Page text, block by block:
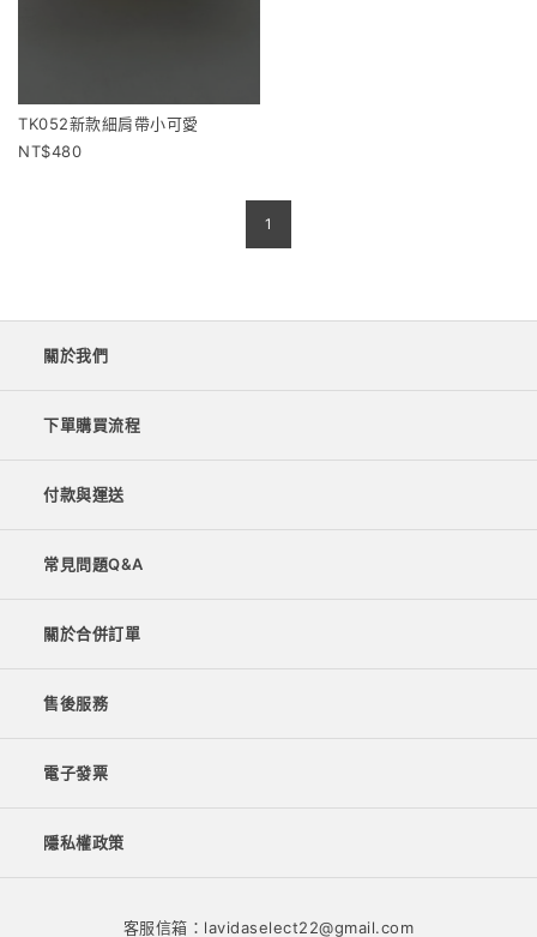
TK052新款細肩帶小可愛
480
1
關於我們
下單購買流程
付款與運送
常見問題Q&A
關於合併訂單
售後服務
電子發票
隱私權政策
客服信箱：lavidaselect22@gmail.com